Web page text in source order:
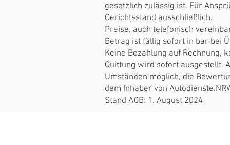
gesetzlich zulässig ist. Für
Gerichtsstand ausschließlich.
Preise, auch telefonisch
Betrag ist fällig sofort in bar bei
Keine Bezahlung auf Rechnung,
Quittung wird sofort ausgestellt.
Umständen möglich, die
dem Inhaber von
Stand AGB: 1. August 2024